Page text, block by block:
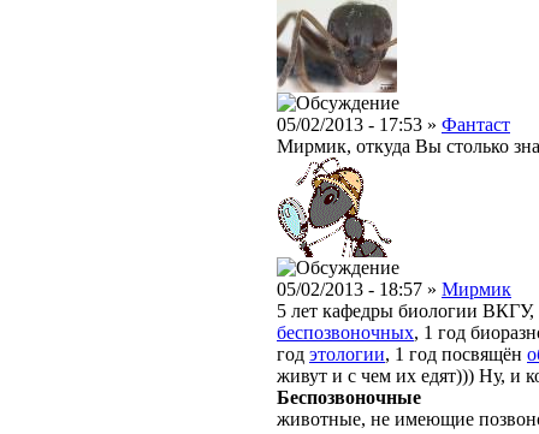
05/02/2013 - 17:53 » Фантаст
Мирмик, откуда Вы столько
05/02/2013 - 18:57 » Мирмик
5 лет кафедры биологии ВКГУ,
беспозвоночных, 1 год
год этологии, 1 год посвящён
живут и с чем их едят))) Ну, и
Беспозвоночные
животные, не имеющие